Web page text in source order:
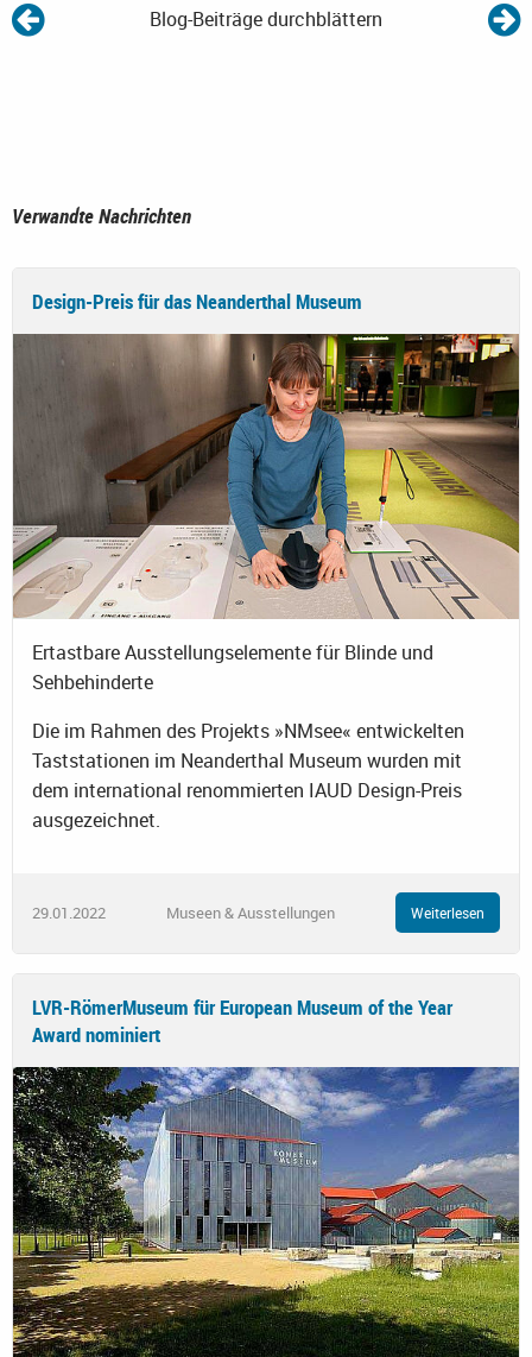
Blog-Beiträge durchblättern
Verwandte Nachrichten
Design-Preis für das Neanderthal Museum
Ertastbare Ausstellungselemente für Blinde und
Sehbehinderte
Die im Rahmen des Projekts »NMsee« entwickelten
Taststationen im Neanderthal Museum wurden mit
dem international renommierten IAUD Design-Preis
ausgezeichnet.
29.01.2022 Museen & Ausstellungen Weiterlesen
LVR-RömerMuseum für European Museum of the Year
Award nominiert